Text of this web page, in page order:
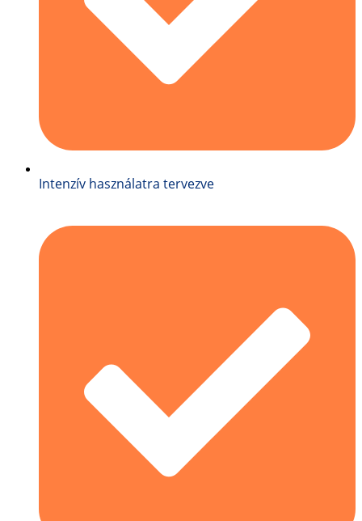
Intenzív használatra tervezve